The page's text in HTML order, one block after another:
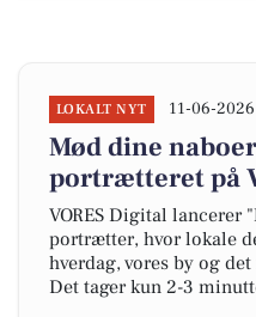
LOKALT NYT 11-06-
Mød dine
portrætteret på
VORES Digital lancerer
portrætter, hvor lokale
hverdag, vores by og
Det tager kun 2-3